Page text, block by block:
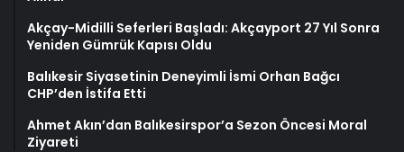
Akçay-Midilli Seferleri Başladı: Akçayport 27 Yıl Sonra
Yeniden Gümrük Kapısı Oldu
Balıkesir Siyasetinin Deneyimli İsmi Orhan Bağcı
CHP’den İstifa Etti
Ahmet Akın’dan Balıkesirspor’a Sezon Öncesi Moral
Ziyareti